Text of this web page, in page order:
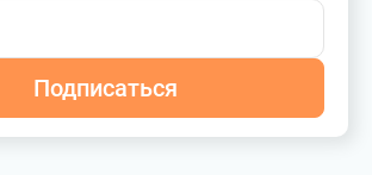
Подписаться